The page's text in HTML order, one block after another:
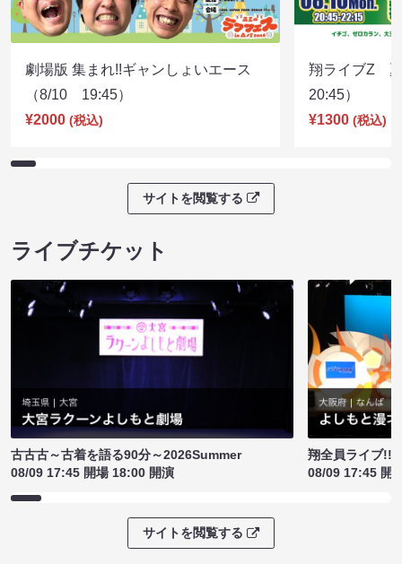
劇場版 集まれ!!ギャンしょいエース
（8/10 19:45）
¥2000 (税込)
翔ライブZ
20:45）
¥1300 (税込)
サイトを閲覧する
ライブチケット
古古古～古着を語る90分～2026Summer
08/09 17:45 開場 18:00 開演
翔全員ライブ!!!
08/09 17:45 開
サイトを閲覧する